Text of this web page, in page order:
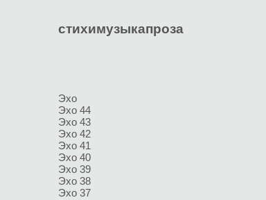
стихимузыкапроза
Эхо
Эхо 44
Эхо 43
Эхо 42
Эхо 41
Эхо 40
Эхо 39
Эхо 38
Эхо 37